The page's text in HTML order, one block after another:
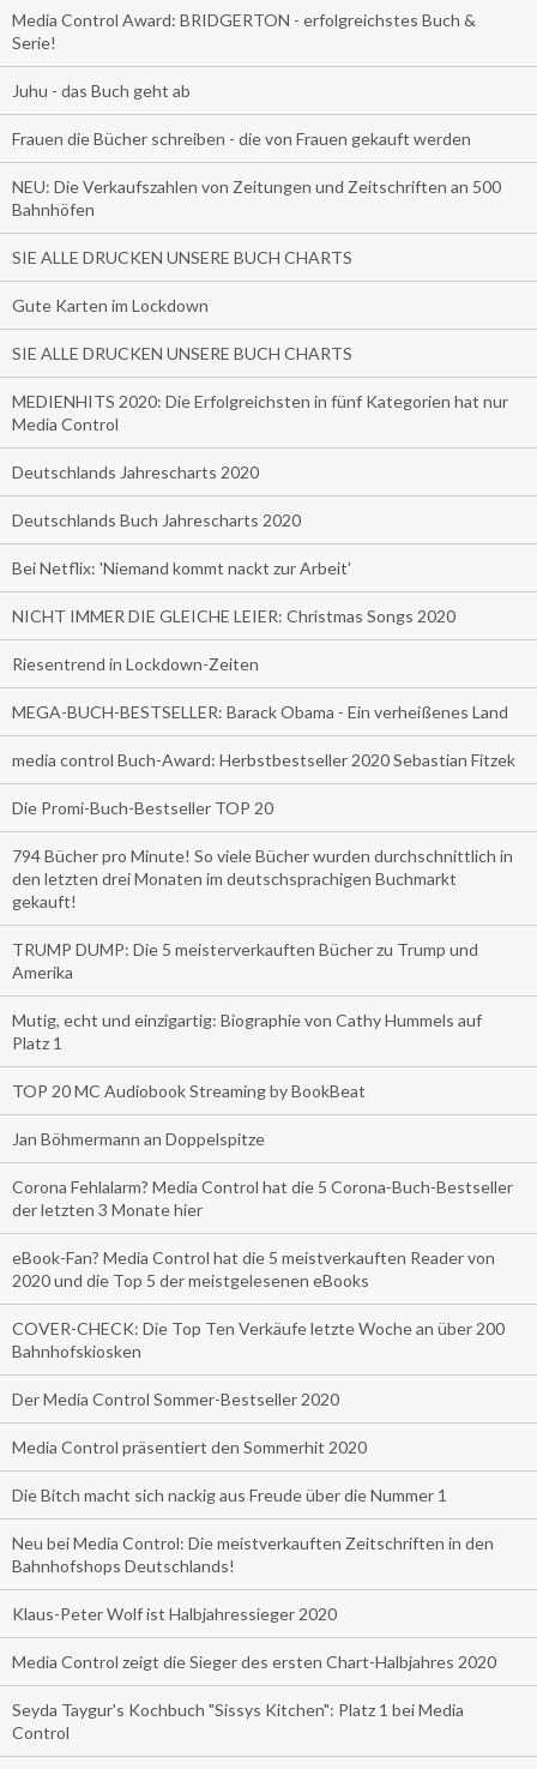
Media Control Award: BRIDGERTON - erfolgreichstes Buch &
Serie!
Juhu - das Buch geht ab
Frauen die Bücher schreiben - die von Frauen gekauft werden
NEU: Die Verkaufszahlen von Zeitungen und Zeitschriften an 500
Bahnhöfen
SIE ALLE DRUCKEN UNSERE BUCH CHARTS
Gute Karten im Lockdown
SIE ALLE DRUCKEN UNSERE BUCH CHARTS
MEDIENHITS 2020: Die Erfolgreichsten in fünf Kategorien hat nur
Media Control
Deutschlands Jahrescharts 2020
Deutschlands Buch Jahrescharts 2020
Bei Netflix: 'Niemand kommt nackt zur Arbeit'
NICHT IMMER DIE GLEICHE LEIER: Christmas Songs 2020
Riesentrend in Lockdown-Zeiten
MEGA-BUCH-BESTSELLER: Barack Obama - Ein verheißenes Land
media control Buch-Award: Herbstbestseller 2020 Sebastian Fitzek
Die Promi-Buch-Bestseller TOP 20
794 Bücher pro Minute! So viele Bücher wurden durchschnittlich in
den letzten drei Monaten im deutschsprachigen Buchmarkt
gekauft!
TRUMP DUMP: Die 5 meisterverkauften Bücher zu Trump und
Amerika
Mutig, echt und einzigartig: Biographie von Cathy Hummels auf
Platz 1
TOP 20 MC Audiobook Streaming by BookBeat
Jan Böhmermann an Doppelspitze
Corona Fehlalarm? Media Control hat die 5 Corona-Buch-Bestseller
der letzten 3 Monate hier
eBook-Fan? Media Control hat die 5 meistverkauften Reader von
2020 und die Top 5 der meistgelesenen eBooks
COVER-CHECK: Die Top Ten Verkäufe letzte Woche an über 200
Bahnhofskiosken
Der Media Control Sommer-Bestseller 2020
Media Control präsentiert den Sommerhit 2020
Die Bitch macht sich nackig aus Freude über die Nummer 1
Neu bei Media Control: Die meistverkauften Zeitschriften in den
Bahnhofshops Deutschlands!
Klaus-Peter Wolf ist Halbjahressieger 2020
Media Control zeigt die Sieger des ersten Chart-Halbjahres 2020
Seyda Taygur's Kochbuch "Sissys Kitchen": Platz 1 bei Media
Control